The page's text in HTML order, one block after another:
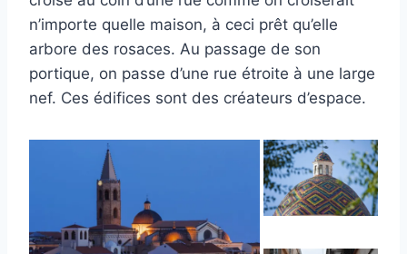
n’importe quelle maison, à ceci prêt qu’elle
arbore des rosaces. Au passage de son
portique, on passe d’une rue étroite à une large
nef. Ces édifices sont des créateurs d’espace.